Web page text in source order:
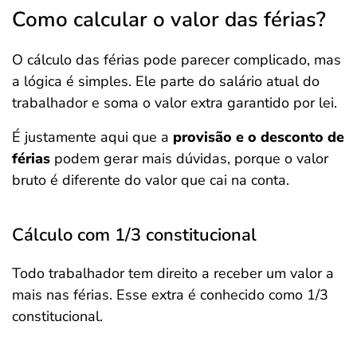
Como calcular o valor das férias?
O cálculo das férias pode parecer complicado, mas
a lógica é simples. Ele parte do salário atual do
trabalhador e soma o valor extra garantido por lei.
É justamente aqui que a provisão e o desconto de
férias podem gerar mais dúvidas, porque o valor
bruto é diferente do valor que cai na conta.
Cálculo com 1/3 constitucional
Todo trabalhador tem direito a receber um valor a
mais nas férias. Esse extra é conhecido como 1/3
constitucional.